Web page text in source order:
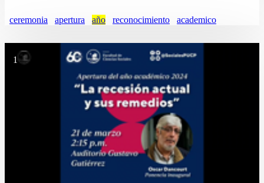
ceremonia apertura año reconocimiento academico
1